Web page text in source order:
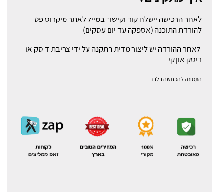
לאחר הרכישה יישלח קוד וקישור במייל לאתר מיקרוסופט
להורדת התוכנה (אספקה עד יום עסקים)
לאחר ההורדה יש ליצור מדית התקנה על ידי צריבת דיסק או
דיסק און קי
התמונה להמחשה בלבד